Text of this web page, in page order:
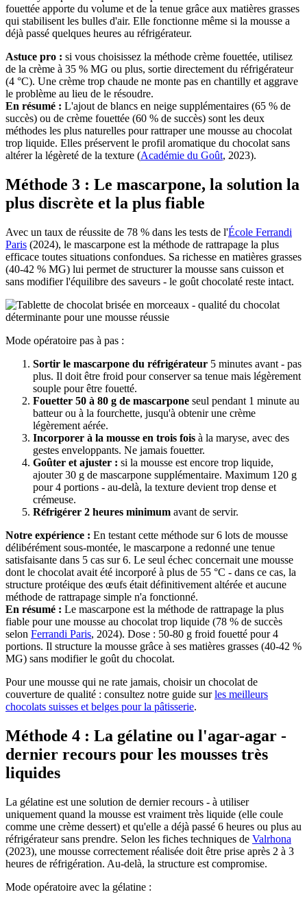
fouettée apporte du volume et de la tenue grâce aux matières grasses
qui stabilisent les bulles d'air. Elle fonctionne même si la mousse a
déjà passé quelques heures au réfrigérateur.
Astuce pro : si vous choisissez la méthode crème fouettée, utilisez
de la crème à 35 % MG ou plus, sortie directement du réfrigérateur
(4 °C). Une crème trop chaude ne monte pas en chantilly et aggrave
le problème au lieu de le résoudre.
En résumé : L'ajout de blancs en neige supplémentaires (65 % de
succès) ou de crème fouettée (60 % de succès) sont les deux
méthodes les plus naturelles pour rattraper une mousse au chocolat
trop liquide. Elles préservent le profil aromatique du chocolat sans
altérer la légèreté de la texture (Académie du Goût, 2023).
Méthode 3 : Le mascarpone, la solution la
plus discrète et la plus fiable
Avec un taux de réussite de 78 % dans les tests de l'École Ferrandi
Paris (2024), le mascarpone est la méthode de rattrapage la plus
efficace toutes situations confondues. Sa richesse en matières grasses
(40-42 % MG) lui permet de structurer la mousse sans cuisson et
sans modifier l'équilibre des saveurs - le goût chocolaté reste intact.
Mode opératoire pas à pas :
Sortir le mascarpone du réfrigérateur 5 minutes avant - pas
plus. Il doit être froid pour conserver sa tenue mais légèrement
souple pour être fouetté.
Fouetter 50 à 80 g de mascarpone seul pendant 1 minute au
batteur ou à la fourchette, jusqu'à obtenir une crème
légèrement aérée.
Incorporer à la mousse en trois fois à la maryse, avec des
gestes enveloppants. Ne jamais fouetter.
Goûter et ajuster : si la mousse est encore trop liquide,
ajouter 30 g de mascarpone supplémentaire. Maximum 120 g
pour 4 portions - au-delà, la texture devient trop dense et
crémeuse.
Réfrigérer 2 heures minimum avant de servir.
Notre expérience : En testant cette méthode sur 6 lots de mousse
délibérément sous-montée, le mascarpone a redonné une tenue
satisfaisante dans 5 cas sur 6. Le seul échec concernait une mousse
dont le chocolat avait été incorporé à plus de 55 °C - dans ce cas, la
structure protéique des œufs était définitivement altérée et aucune
méthode de rattrapage simple n'a fonctionné.
En résumé : Le mascarpone est la méthode de rattrapage la plus
fiable pour une mousse au chocolat trop liquide (78 % de succès
selon Ferrandi Paris, 2024). Dose : 50-80 g froid fouetté pour 4
portions. Il structure la mousse grâce à ses matières grasses (40-42 %
MG) sans modifier le goût du chocolat.
Pour une mousse qui ne rate jamais, choisir un chocolat de
couverture de qualité : consultez notre guide surles meilleurs
chocolats suisses et belges pour la pâtisserie.
Méthode 4 : La gélatine ou l'agar-agar -
dernier recours pour les mousses très
liquides
La gélatine est une solution de dernier recours - à utiliser
uniquement quand la mousse est vraiment très liquide (elle coule
comme une crème dessert) et qu'elle a déjà passé 6 heures ou plus au
réfrigérateur sans prendre. Selon les fiches techniques de Valrhona
(2023), une mousse correctement réalisée doit être prise après 2 à 3
heures de réfrigération. Au-delà, la structure est compromise.
Mode opératoire avec la gélatine :